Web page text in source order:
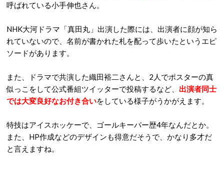
呼ばれている小手伸也さん。
NHK大河ドラマ「真田丸」出演した際には、出演者に顔が知ら
れていないので、名前が書かれた札を配って歩いたというエピ
ソードがあります。
また、ドラマで共演した織田裕二さんと、2人でポスターの真
似っこをして公式番組ツイッターで投稿するなど、 出演者同士
では大変良好なお付き合いをしている様子がうかがえます。
特技はアイスホッケーで、ゴールキーパー歴4年なんだとか。
また、HP作成などのデザインも得意だそうで、かなり多才だ
と言えますね。